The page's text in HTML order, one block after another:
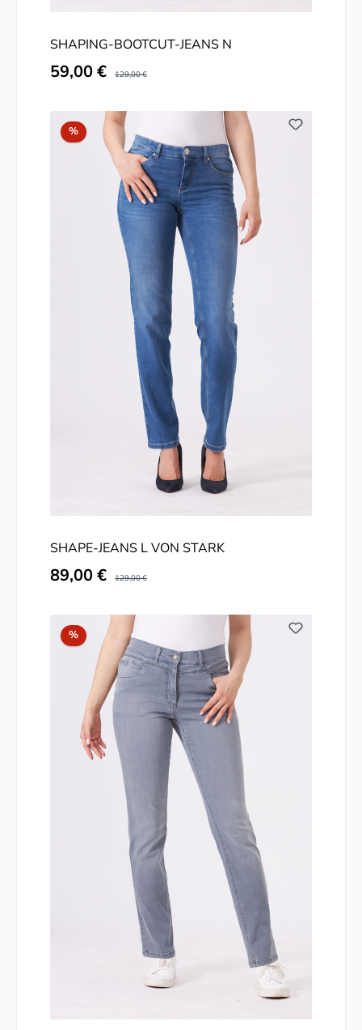
SHAPING-BOOTCUT-JEANS N
Verkaufspreis:
59,00 € Regulärer Preis:
129,00 €
%Rabatt
SHAPE-JEANS L VON STARK
Verkaufspreis:
89,00 € Regulärer Preis:
129,00 €
%Rabatt